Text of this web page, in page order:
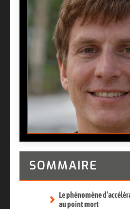
SOMMAIRE
Le phénomène
au point mort